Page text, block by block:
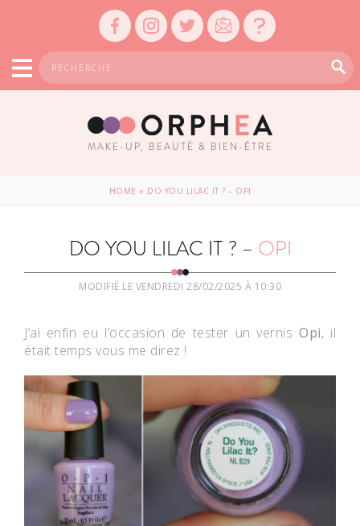
MAKE-UP, BEAUTÉ & BIEN-ÊTRE
HOME » DO YOU LILAC IT ? – OPI
DO YOU LILAC IT ? – OPI
MODIFIÉ LE VENDREDI 28/02/2025 À 10:30
J’ai enfin eu l’occasion de tester un vernisOpi, il
était temps vous me direz !